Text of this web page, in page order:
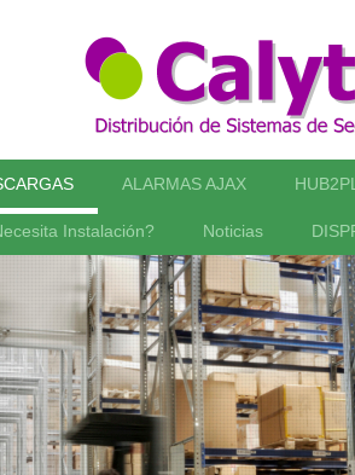
ALARMAS AJAX
Instalación? Noticias